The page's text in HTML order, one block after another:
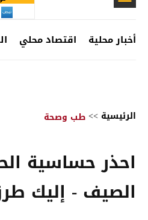
أخبار محلية اقتصاد محلي
الرئيسية >>طب وصحة
احذر حساسية
الصيف - إليك